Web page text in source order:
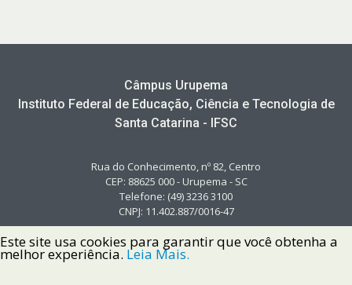
Câmpus Urupema
Instituto Federal de Educação, Ciência e Tecnologia de
Santa Catarina - IFSC
Rua do Conhecimento, nº 82, Centro
CEP: 88625 000 - Urupema - SC
Telefone: (49) 3236 3100
CNPJ: 11.402.887/0016-47
Este site usa cookies para garantir que você obtenha a
melhor experiência. Leia Mais.